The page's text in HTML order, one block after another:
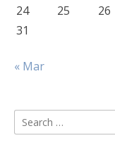
24 25 26
31
« Mar
Search
for: